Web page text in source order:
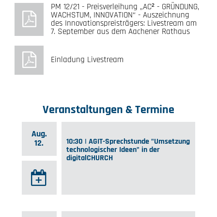
PM 12/21 - Preisverleihung „AC² - GRÜNDUNG,
WACHSTUM, INNOVATION“ - Auszeichnung
des Innovationspreisträgers: Livestream am
7. September aus dem Aachener Rathaus
Einladung Livestream
Veranstaltungen & Termine
Aug.
12.
10:30 | AGIT-Sprechstunde "Umsetzung
technologischer Ideen" in der
digitalCHURCH